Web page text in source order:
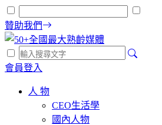
贊助我們
會員登入
人 物
CEO生活學
國內人物